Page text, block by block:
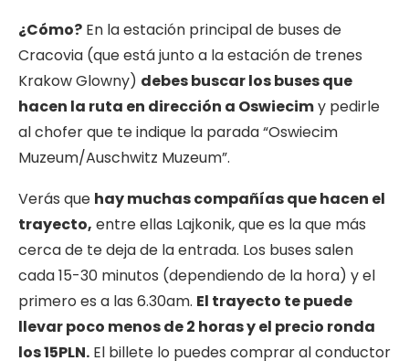
¿Cómo? En la estación principal de buses de
Cracovia (que está junto a la estación de trenes
Krakow Glowny) debes buscar los buses que
hacen la ruta en dirección a Oswiecimy pedirle
al chofer que te indique la parada “Oswiecim
Muzeum/Auschwitz Muzeum”.
Verás que hay muchas compañías que hacen el
trayecto, entre ellas Lajkonik, que es la que más
cerca de te deja de la entrada. Los buses salen
cada 15-30 minutos (dependiendo de la hora) y el
primero es a las 6.30am. El trayecto te puede
llevar poco menos de 2 horas y el precio ronda
los 15PLN. El billete lo puedes comprar al conductor